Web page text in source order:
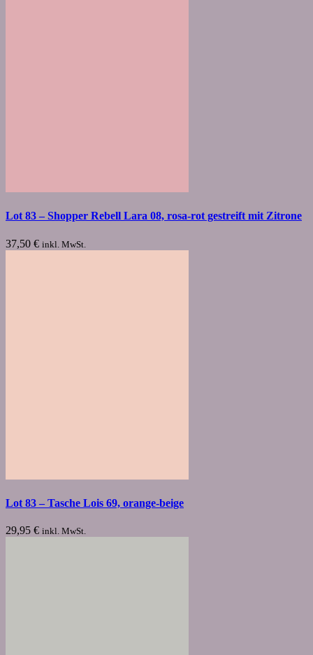
Lot 83 – Shopper Rebell Lara 08, rosa-rot gestreift mit Zitrone
37,50 € inkl. MwSt.
Lot 83 – Tasche Lois 69, orange-beige
29,95 € inkl. MwSt.